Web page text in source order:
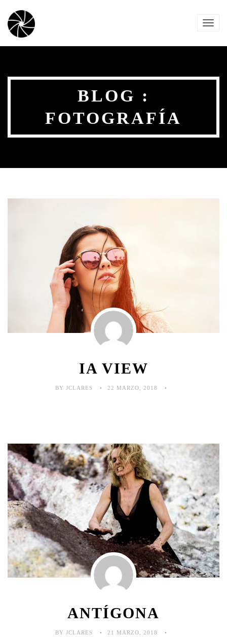
BLOG :
FOTOGRAFÍA
IA VIEW
BY JCLARES 22 MARZO, 2018
ANTÍGONA
BY JCLARES 21 MARZO, 2018